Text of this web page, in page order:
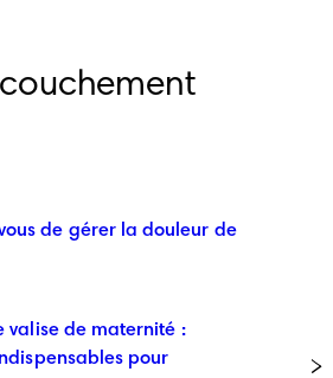
de gérer la douleur de
valise de maternité :
pour